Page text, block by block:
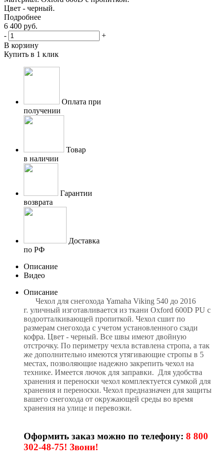
Цвет - черный.
Подробнее
6 400 руб.
-
+
В корзину
Купить в 1 клик
Оплата при
получении
Товар
в наличии
Гарантии
возврата
Доставка
по РФ
Описание
Видео
Описание
Чехол для снегохода Yamaha Viking 540 до 2016
г. уличный изготавливается из ткани Oxford 600D PU с
водоотталкивающей пропиткой. Чехол сшит по
размерам снегохода с учетом установленного сзади
кофра. Цвет - черный. Все швы имеют двойную
отстрочку. По периметру чехла вставлена стропа, а так
же дополнительно имеются утягивающие стропы в 5
местах, позволяющие надежно закрепить чехол на
технике. Имеется лючок для заправки. Для удобства
хранения и переноски чехол комплектуется сумкой для
хранения и переноски. Чехол предназначен для защиты
вашего снегохода от окружающей среды во время
хранения на улице и перевозки.
Оформить заказ можно по телефону: 8 800
302-48-75! Звони!